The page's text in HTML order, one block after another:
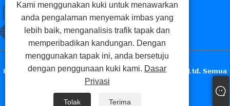
+86-18653276696
luckxing@huadingcasting.com
Hak Cipta © 2025 Gaomi Huading Precise Metals Co., Ltd. Semua
Hak Terpelihara.
Kami menggunakan kuki untuk menawarkan
anda pengalaman menyemak imbas yang
lebih baik, menganalisis trafik tapak dan
memperibadikan kandungan. Dengan
menggunakan tapak ini, anda bersetuju
dengan penggunaan kuki kami. Dasar
Privasi
Tolak Terima